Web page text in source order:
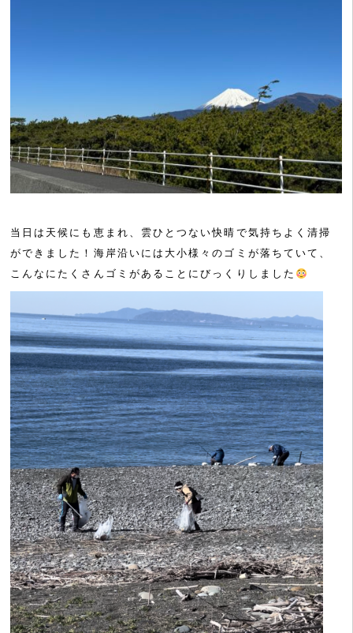
当日は天候にも恵まれ、雲ひとつない快晴で気持ちよく清掃
ができました！海岸沿いには大小様々のゴミが落ちていて、
こんなにたくさんゴミがあることにびっくりしました